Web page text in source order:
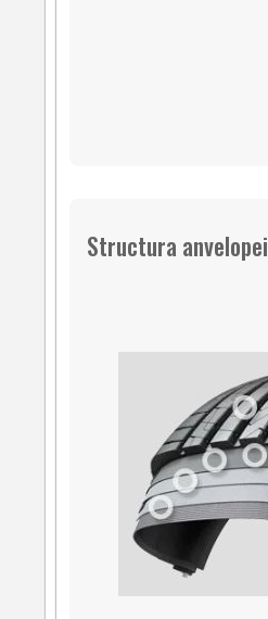
Structura anvelopei